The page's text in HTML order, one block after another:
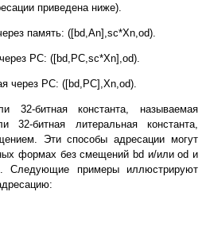
приведена ниже).
память: ([bd,An],sc*Xn,od).
PC: ([bd,PC,sc*Xn],od).
через PC: ([bd,PC],Xn,od).
битная константа, называемая
битная литеральная константа,
Эти способы адресации могут
формах без смещений bd и/или od и
Следующие примеры иллюстрируют